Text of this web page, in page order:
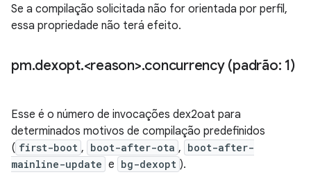
Se a compilação solicitada não for orientada por perfil,
essa propriedade não terá efeito.
pm.dexopt.<reason>.concurrency (padrão: 1)
Esse é o número de invocações dex2oat para
determinados motivos de compilação predefinidos
( first-boot , boot-after-ota , boot-after-
mainline-update e bg-dexopt ).